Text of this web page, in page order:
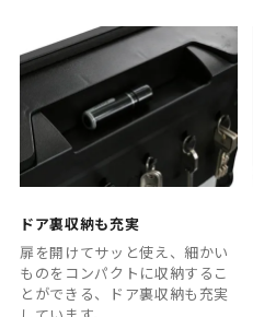
ドア裏収納も充実
扉を開けてサッと使え、細かい
ものをコンパクトに収納するこ
とができる、ドア裏収納も充実